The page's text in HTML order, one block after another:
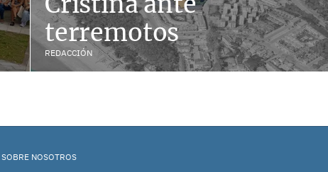
terremotos
REDACCIÓN
SOBRE NOSOTROS